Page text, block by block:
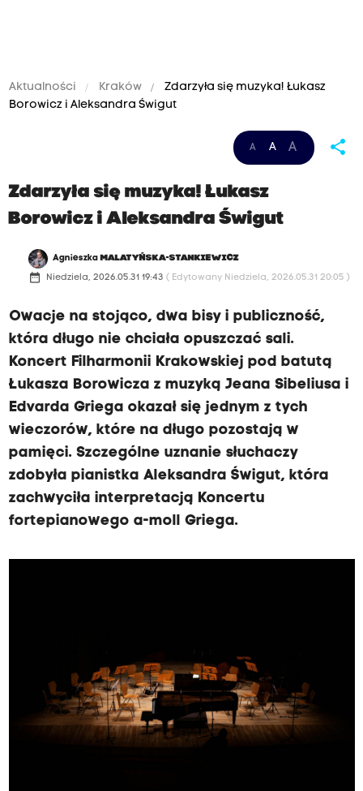
Aktualności Kraków
Zdarzyła się muzyka! Łukasz
Borowicz i Aleksandra Świgut
A A A share
Zdarzyła się muzyka! Łukasz
Borowicz i Aleksandra Świgut
Agnieszka MALATYŃSKA-STANKIEWICZ
date_range Niedziela, 2026.05.31 19:43 ( Edytowany Niedziela, 2026.05.31 20:05 )
Owacje na stojąco, dwa bisy i publiczność,
która długo nie chciała opuszczać sali.
Koncert Filharmonii Krakowskiej pod batutą
Łukasza Borowicza z muzyką Jeana Sibeliusa i
Edvarda Griega okazał się jednym z tych
wieczorów, które na długo pozostają w
pamięci. Szczególne uznanie słuchaczy
zdobyła pianistka Aleksandra Świgut, która
zachwyciła interpretacją Koncertu
fortepianowego a-moll Griega.